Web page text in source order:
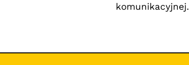
komunikacyjnej.